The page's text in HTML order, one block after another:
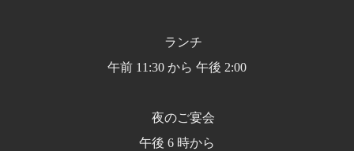
ランチ
午前 11:30 から 午後 2:00
夜のご宴会
午後 6 時から